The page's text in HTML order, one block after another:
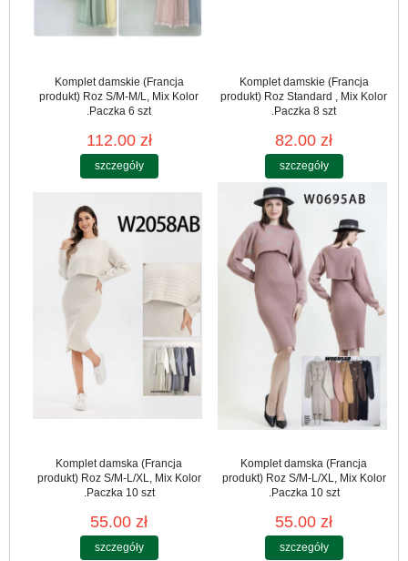
Komplet damskie (Francja
produkt) Roz S/M-M/L, Mix Kolor
.Paczka 6 szt
112.00 zł
szczegóły
Komplet damskie (Francja
produkt) Roz Standard , Mix Kolor
.Paczka 8 szt
82.00 zł
szczegóły
Komplet damska (Francja
produkt) Roz S/M-L/XL, Mix Kolor
.Paczka 10 szt
55.00 zł
szczegóły
Komplet damska (Francja
produkt) Roz S/M-L/XL, Mix Kolor
.Paczka 10 szt
55.00 zł
szczegóły